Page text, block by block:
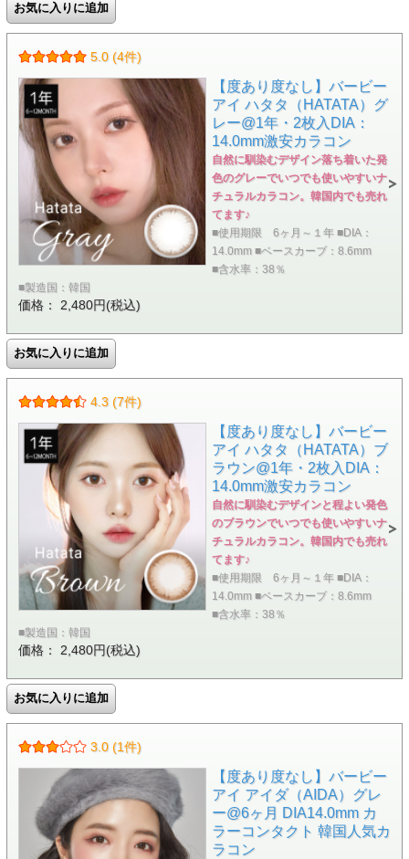
5.0 (4件)
【度あり度なし】バービー
アイ ハタタ（HATATA）グ
レー@1年・2枚入DIA：
14.0mm激安カラコン
自然に馴染むデザイン落ち着いた発
色のグレーでいつでも使いやすいナ
チュラルカラコン。韓国内でも売れ
てます♪
■使用期限 6ヶ月～１年 ■DIA：
14.0mm ■ベースカーブ：8.6mm
■含水率：38％
■製造国：韓国
価格： 2,480円(税込)
4.3 (7件)
【度あり度なし】バービー
アイ ハタタ（HATATA）ブ
ラウン@1年・2枚入DIA：
14.0mm激安カラコン
自然に馴染むデザインと程よい発色
のブラウンでいつでも使いやすいナ
チュラルカラコン。韓国内でも売れ
てます♪
■使用期限 6ヶ月～１年 ■DIA：
14.0mm ■ベースカーブ：8.6mm
■含水率：38％
■製造国：韓国
価格： 2,480円(税込)
3.0 (1件)
【度あり度なし】バービー
アイ アイダ（AIDA）グレ
ー@6ヶ月 DIA14.0mm カ
ラーコンタクト 韓国人気カ
ラコン